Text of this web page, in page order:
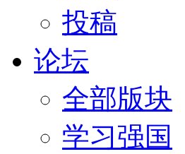
投稿
论坛
全部版块
学习强国